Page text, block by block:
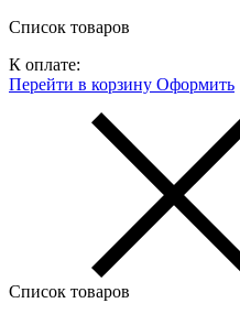
Список товаров
К оплате:
Перейти в корзину Оформить
Список товаров